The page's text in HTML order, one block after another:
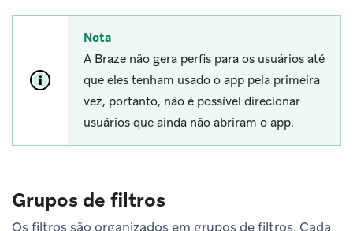
Nota
A Braze não gera perfis para os usuários até
que eles tenham usado o app pela primeira
vez, portanto, não é possível direcionar
usuários que ainda não abriram o app.
Grupos de filtros
Os filtros são organizados em grupos de filtros. Cada